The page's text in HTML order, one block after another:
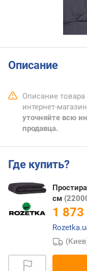
Описание
Описание
интернет-
уточняйте всю
продавца.
Где купить?
см
1 873